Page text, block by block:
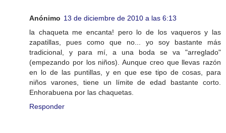
Anónimo 13 de diciembre de 2010 a las 6:13
la chaqueta me encanta! pero lo de los vaqueros y las
zapatillas, pues como que no... yo soy bastante más
tradicional, y para mí, a una boda se va "arreglado"
(empezando por los niños). Aunque creo que llevas razón
en lo de las puntillas, y en que ese tipo de cosas, para
niños varones, tiene un límite de edad bastante corto.
Enhorabuena por las chaquetas.
Responder